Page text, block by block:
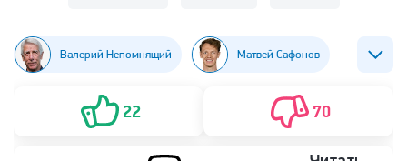
Валерий Непомнящий Матвей Сафонов
22 70